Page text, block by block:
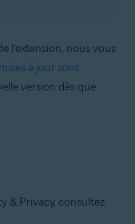
l’extension, nous vous
mises à jour sont
version dès que
& Privacy, consultez